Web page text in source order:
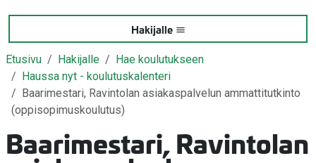
Hakijalle
Etusivu Hakijalle
Hae koulutukseen
Haussa nyt - koulutuskalenteri
Baarimestari, Ravintolan asiakaspalvelun ammattitutkinto
(oppisopimuskoulutus)
Baarimestari, Ravintolan